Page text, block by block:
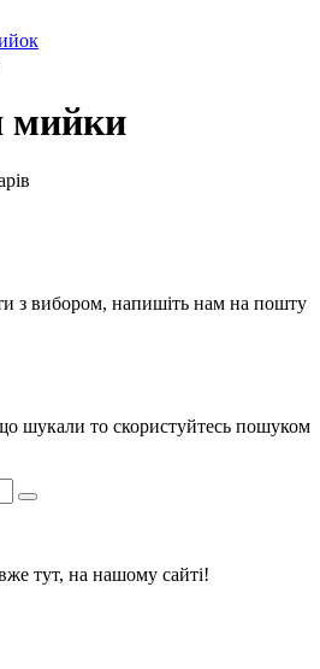
мийки
з вибором, напишіть нам на пошту
шукали то скористуйтесь пошуком
тут, на нашому сайті!